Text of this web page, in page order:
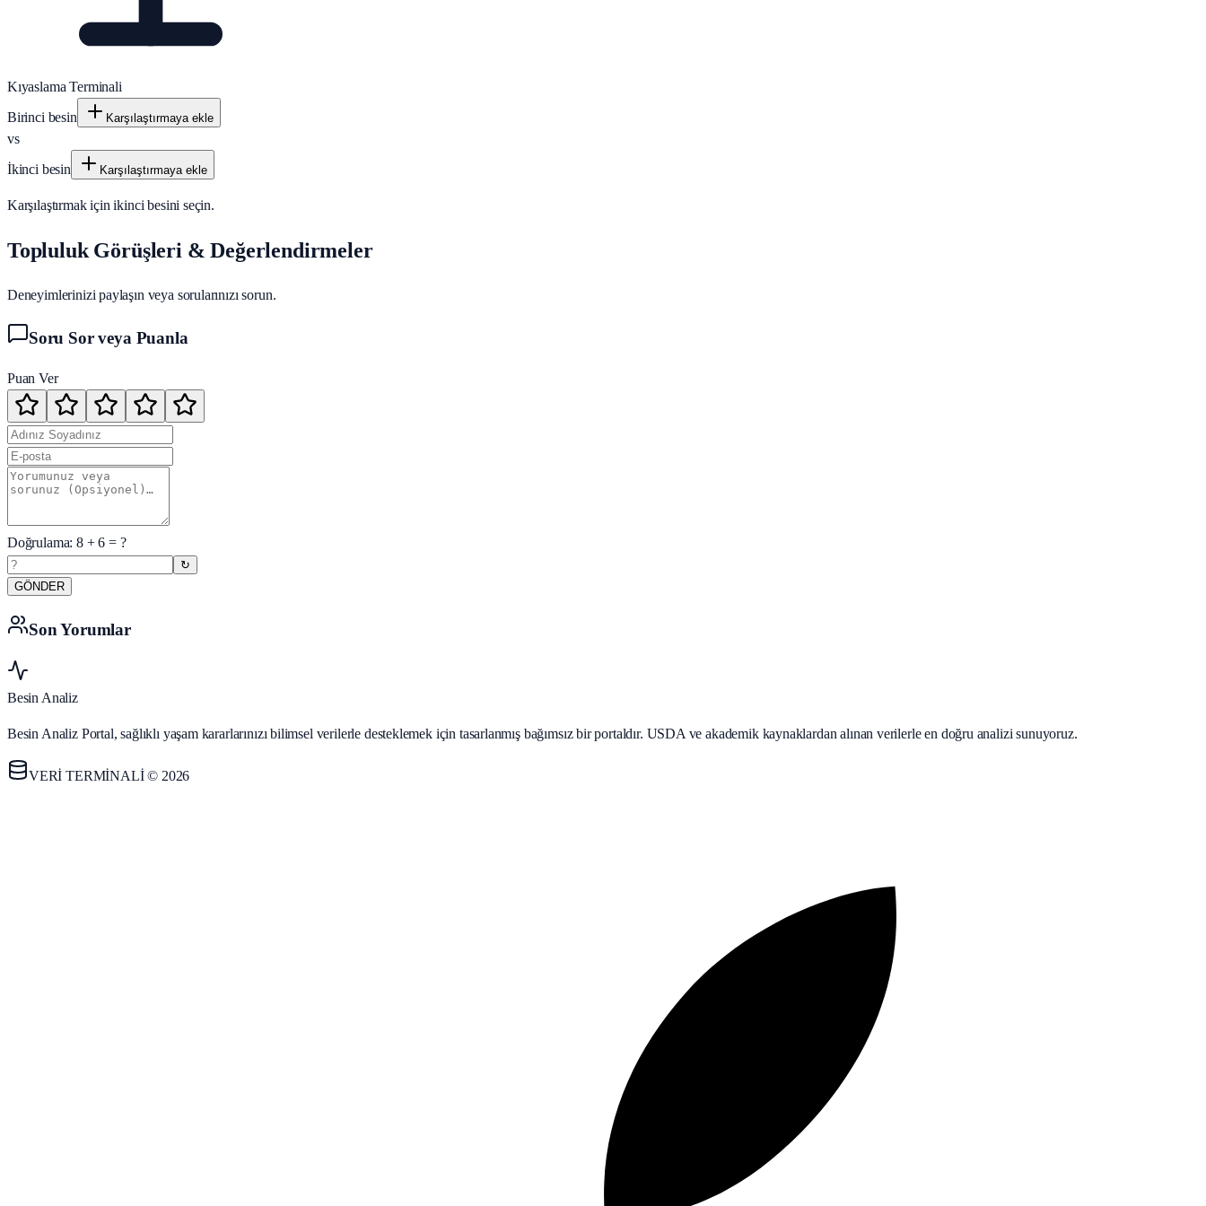
Kıyaslama Terminali
Birinci besin
Karşılaştırmaya ekle
vs
İkinci besin
Karşılaştırmaya ekle
Karşılaştırmak için ikinci besini seçin.
Topluluk Görüşleri & Değerlendirmeler
Deneyimlerinizi paylaşın veya sorularınızı sorun.
Soru Sor veya Puanla
Puan Ver
Doğrulama:8+6 = ?
↻
GÖNDER
Son Yorumlar
Besin Analiz
Besin Analiz Portal, sağlıklı yaşam kararlarınızı bilimsel verilerle desteklemek için tasarlanmış bağımsız bir portaldır. USDA ve akademik kaynaklardan alınan verilerle en doğru analizi sunuyoruz.
VERİ TERMİNALİ © 2026